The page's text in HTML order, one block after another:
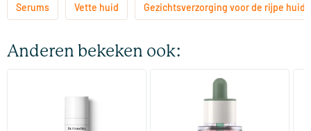
Serums Vette huid Gezichtsverzorging voor de rijpe huid
Anderen bekeken ook:
Regeneratie Intensive
(1)
Peel Hyaluron Intense